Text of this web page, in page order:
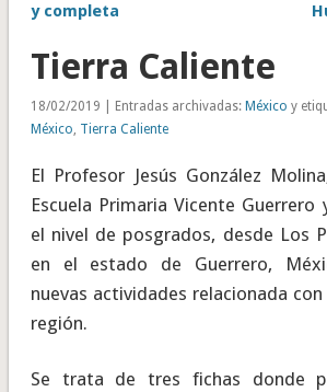
y completa
Tierra Caliente
18/02/2019 | Entradas archivadas: México y
México, Tierra Caliente
El Profesor Jesús González
Escuela Primaria Vicente
el nivel de posgrados, desde Los
en el estado de Guerrero,
nuevas actividades relacionada
región.
Se trata de tres fichas donde